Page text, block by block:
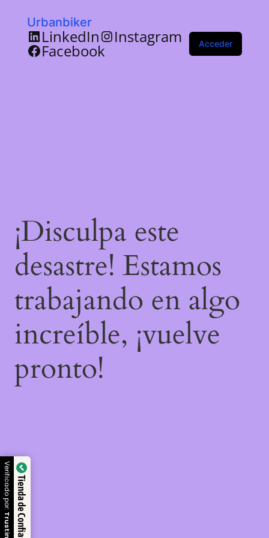
Urbanbiker
LinkedIn Instagram
Facebook Acceder
¡Disculpa este
desastre! Estamos
trabajando en algo
increíble, ¡vuelve
pronto!
Tienda de Confianza
Verificado por: